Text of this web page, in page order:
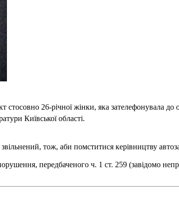
стосовно 26-річної жінки, яка зателефонувала
Київської області.
тож, аби помститися керівництву
передбаченого ч. 1 ст. 259 (завідомо